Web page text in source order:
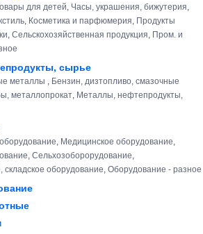
для детей, Часы, украшения, бижутерия,
, Косметика и парфюмерия, Продукты
, Сельскохозяйственная продукция, Пром. и
сырье
металлы , Бензин, дизтопливо, смазочные
металлопрокат, Металлы, нефтепродукты,
, Медицинское оборудование,
, Сельхозоборорудование,
складское оборудование, Оборудование - разное